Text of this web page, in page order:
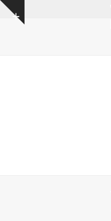
Skip
Show